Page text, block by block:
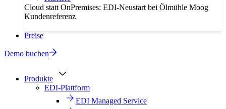
Cloud statt OnPremises: EDI-Neustart bei Ölmühle Moog
Kundenreferenz
Preise
Demo buchen
Produkte
EDI-Plattform
EDI Managed Service